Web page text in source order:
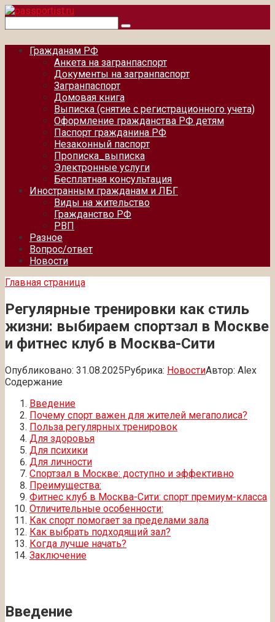
Перейти
контенту
Гражданам РФ
Анкета на загранпаспорт
Документы на загранпаспорт
Загранпаспорт
Домовая книга
Выписка (снятие с регистрационного учета)
Оформление гражданства РФ детям
Паспорт гражданина РФ
Незаконный паспорт
Прописка_выписка
Электронные услуги
Бесплатная консультация
Иностранным гражданам и ЛБГ
Виды на жительство
Гражданство РФ
РВП
Разное
Вопрос/ответ
Новости
Главная страница
Регулярные тренировки как стиль
жизни: выбираем спортзал в Москве
и фитнес клуб в Москва-Сити
Опубликовано: 31.08.2025Рубрика: НовостиАвтор: Alex
Содержание
Введение
Почему спорт важен для жителей мегаполиса?
Польза регулярных тренировок
Для здоровья
Для психики
Для личности
Спортзал в Москве: доступно и эффективно
Преимущества:
Фитнес клуб в Москва-Сити: спорт премиум-класса
Отличительные особенности:
Как спорт помогает за пределами зала
Как выбрать подходящий зал?
Когда лучше начать?
Заключение
Введение